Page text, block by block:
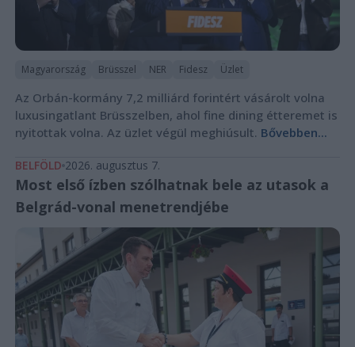
Magyarország Brüsszel NER Fidesz Üzlet
Az Orbán-kormány 7,2 milliárd forintért vásárolt volna
luxusingatlant Brüsszelben, ahol fine dining étteremet is
nyitottak volna. Az üzlet végül meghiúsult. Bővebben...
BELFÖLD 2026. augusztus 7.
Most első ízben szólhatnak bele az utasok a
Belgrád-vonal menetrendjébe